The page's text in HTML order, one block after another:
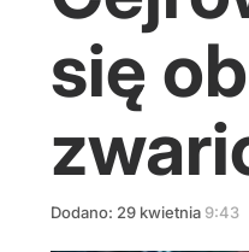
się
Dodano: 29 kwietnia 9:43